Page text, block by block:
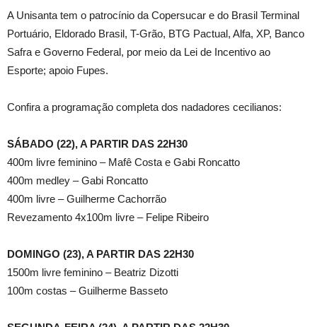
A Unisanta tem o patrocínio da Copersucar e do Brasil Terminal
Portuário, Eldorado Brasil, T-Grão, BTG Pactual, Alfa, XP, Banco
Safra e Governo Federal, por meio da Lei de Incentivo ao
Esporte; apoio Fupes.
Confira a programação completa dos nadadores cecilianos:
SÁBADO (22), A PARTIR DAS 22H30
400m livre feminino – Mafê Costa e Gabi Roncatto
400m medley – Gabi Roncatto
400m livre – Guilherme Cachorrão
Revezamento 4x100m livre – Felipe Ribeiro
DOMINGO (23), A PARTIR DAS 22H30
1500m livre feminino – Beatriz Dizotti
100m costas – Guilherme Basseto